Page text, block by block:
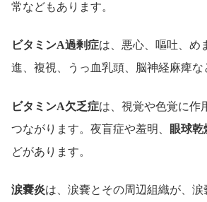
常などもあります。
ビタミンA過剰症は、悪心、嘔吐、め
進、複視、うっ血乳頭、脳神経麻痺な
ビタミンA欠乏症は、視覚や色覚に作
つながります。夜盲症や羞明、
眼球乾
どがあります。
涙嚢炎は、涙嚢とその周辺組織が、